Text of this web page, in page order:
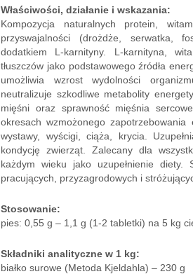
Właściwości, działanie i wskazania:
Kompozycja naturalnych protein,
przyswajalności (drożdże, serwatka,
dodatkiem L-karnityny. L-karnityna,
tłuszczów jako podstawowego źródła
umożliwia wzrost wydolności
neutralizuje szkodliwe metabolity
mięśni oraz sprawność mięśnia
okresach wzmożonego zapotrzebowania
wystawy, wyścigi, ciąża, krycia.
kondycję zwierząt. Zalecany dla
każdym wieku jako uzupełnienie diety.
pracujących, przyzagrodowych i
Stosowanie:
pies: 0,55 g – 1,1 g (1-2 tabletki) na 5 kg
Składniki analityczne w 1 kg:
białko surowe (Metoda Kjeldahla) – 230 g